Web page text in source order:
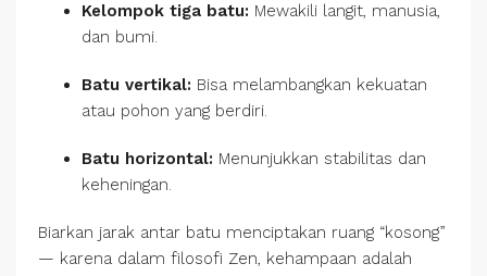
Kelompok tiga batu: Mewakili langit, manusia,
dan bumi.
Batu vertikal: Bisa melambangkan kekuatan
atau pohon yang berdiri.
Batu horizontal: Menunjukkan stabilitas dan
keheningan.
Biarkan jarak antar batu menciptakan ruang “kosong”
— karena dalam filosofi Zen, kehampaan adalah